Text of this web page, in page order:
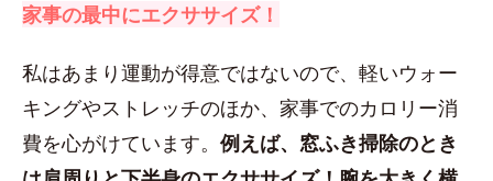
家事の最中にエクササイズ！
私はあまり運動が得意ではないので、軽いウォー
キングやストレッチのほか、家事でのカロリー消
費を心がけています。 例えば、窓ふき掃除のとき